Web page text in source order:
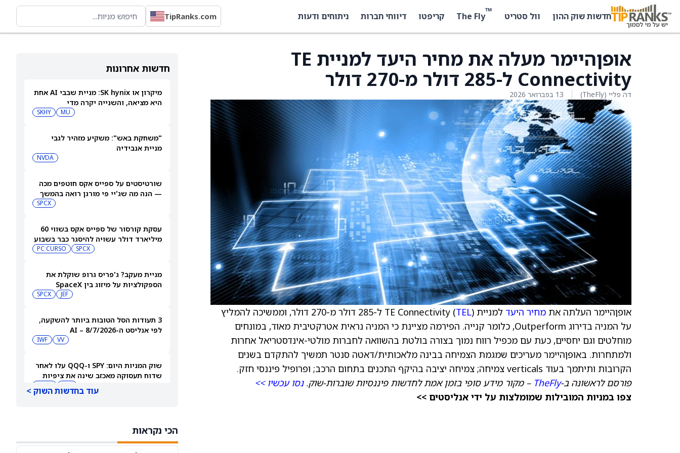
חדשות שוק ההון וול סטריט ™
The Fly קריפטו דיווחי חברות ניתוחים ודעות TipRanks.com
חדשות אחרונות
מיקרון או SK hynix: מניית שבבי AI אחת
היא מציאה, והשנייה יקרה מדי
MU
SKHY
"משחקת באש": משקיע מזהיר לגבי
מניית אנבידיה
NVDA
שורטיסטים על ספייס אקס חוטפים מכה
— הנה מה שג'יי פי מורגן רואה בהמשך
SPCX
עסקת קורסור של ספייס אקס בשווי 60
מיליארד דולר עשויה להיסגר כבר בשבוע
SPCX
PC:CURSO
מניית מעקב? ג'פריס גרופ שוקלת את
הספקולציות על מיזוג בין SpaceX
JEF
SPCX
3 תעודות הסל הטובות ביותר להשקעה,
לפי אנליסט ה-AI – 8/7/2026
VV
IWF
שוק המניות היום: SPY ו-QQQ עלו לאחר
שדוח תעסוקה מאכזב שינה את ציפיות
עוד בחדשות השוק >
הכי נקראות
אופןהיימר מעלה את מחיר היעד למניית TE
Connectivity ל-285 דולר מ-270 דולר
דה פליי (TheFly) 13 בפברואר 2026
אופןהיימר העלתה את מחיר היעד למניית TE Connectivity ( TEL
) ל-285 דולר מ-270 דולר, וממשיכה להמליץ
על המניה בדירוג Outperform, כלומר קנייה. הפירמה מציינת כי המניה נראית אטרקטיבית מאוד, במונחים
מוחלטים וגם יחסיים, כעת עם מכפיל רווח נמוך בצורה בולטת בהשוואה לחברות מולטי-אינדסטריאל אחרות
ולמתחרות. באופןהיימר מעריכים שמגמת הצמיחה בבינה מלאכותית/דאטה סנטר תמשיך להתקדם בשנים
הקרובות ותיתמך בעוד verticals צמיחה; צמיחה יציבה בהיקף התכנים בתחום הרכב; ופרופיל פיננסי חזק.
פורסם לראשונה ב-TheFly – מקור מידע סופי בזמן אמת לחדשות פיננסיות שוברות-שוק.נסו עכשיו >>
צפו במניות המובילות שמומלצות על ידי אנליסטים >>